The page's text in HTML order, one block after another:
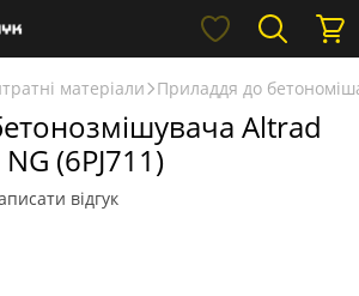
матеріали Приладдя до
Altrad
(6PJ711)
відгук